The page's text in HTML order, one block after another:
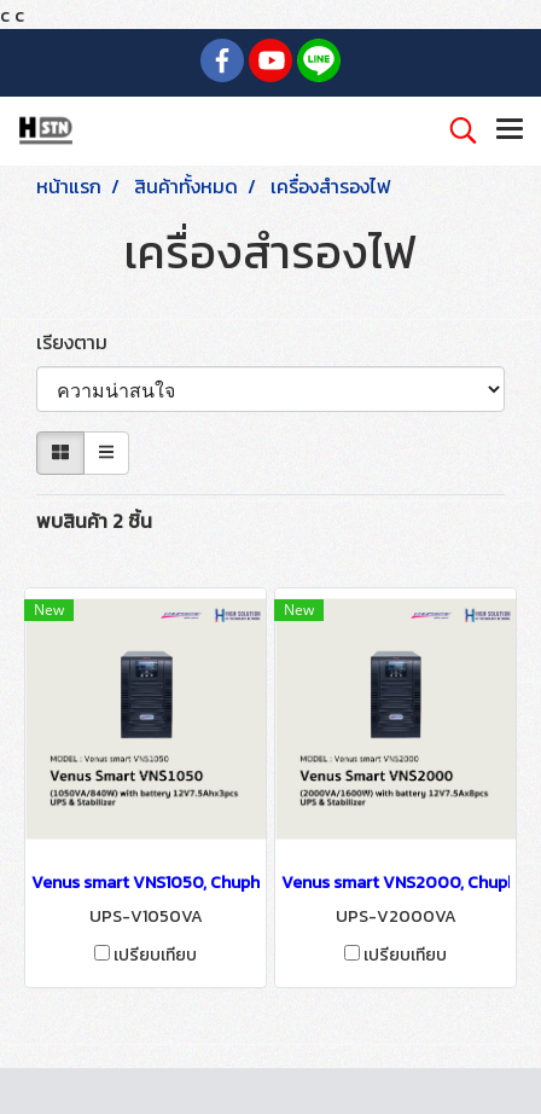
c c
หน้าแรก สินค้าทั้งหมด เครื่องสำรองไฟ
เครื่องสำรองไฟ
เรียงตาม
พบสินค้า 2 ชิ้น
New
Venus smart VNS1050, Chuphotic, Venus Smart VNS1050 (
UPS-V1050VA
เปรียบเทียบ
New
Venus smart VNS2000,
UPS-V2000VA
เปรียบเทียบ